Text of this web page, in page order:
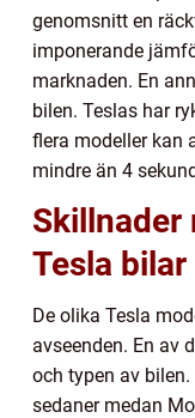
genomsnitt en
imponerande
marknaden. En
bilen. Teslas har
flera modeller kan
mindre än 4
Skillnader
Tesla bilar
De olika Tesla
avseenden. En av
och typen av
sedaner medan